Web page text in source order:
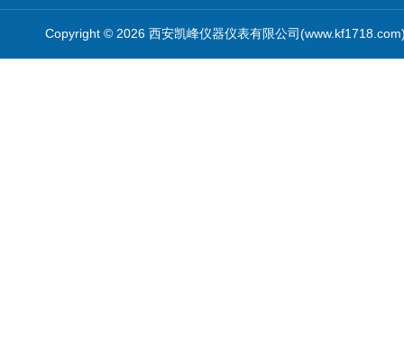
Copyright © 2026 西安凯峰仪器仪表有限公司